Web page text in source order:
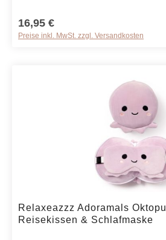
16,95 €
Preise inkl. MwSt. zzgl. Versandkosten
Produkt Anzahl: Gib
Relaxeazzz Adoramals
Reisekissen & Schlafmaske